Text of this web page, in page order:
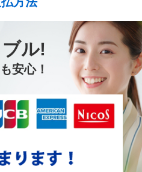
ル!
安心！